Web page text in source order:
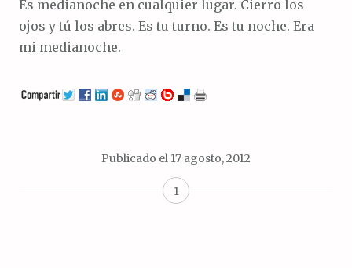
Es medianoche en cualquier lugar. Cierro los
ojos y tú los abres. Es tu turno. Es tu noche. Era
mi medianoche.
Publicado el 17 agosto, 2012
1